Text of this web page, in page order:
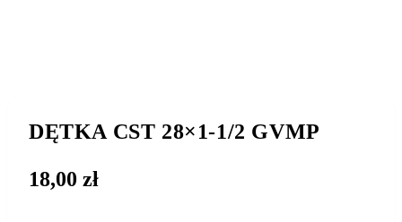
DĘTKA CST 28×1-1/2 GVMP
18,00 zł